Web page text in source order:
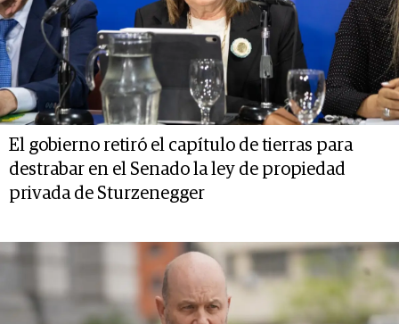
El gobierno retiró el capítulo de tierras para
destrabar en el Senado la ley de propiedad
privada de Sturzenegger